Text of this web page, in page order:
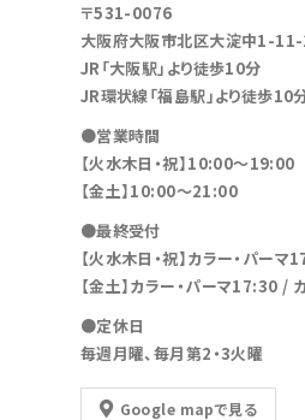
〒531-0076
大阪府大阪市北区大淀中1-
JR「大阪駅」より徒歩10分
JR環状線「福島駅」より徒歩10
●営業時間
【火水木日・祝】10:00～19:00
【金土】10:00〜21:00
●最終受付
【火水木日・祝】カラー・パー
【金土】カラー・パーマ17:30 /
●定休日
毎週月曜、毎月第2・3火曜
Google mapで見る